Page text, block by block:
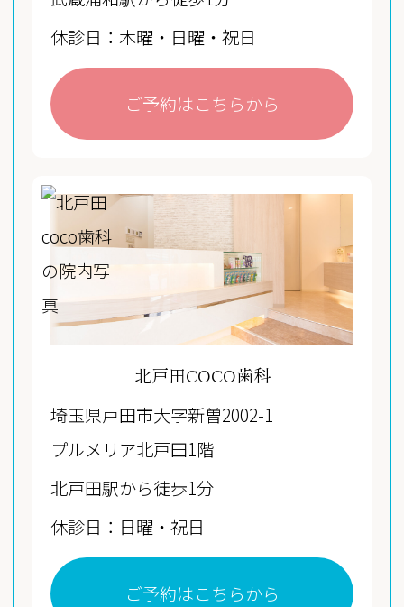
休診日：木曜・日曜・祝日
ご予約はこちらから
北戸田COCO歯科
埼玉県戸田市大字新曽2002-1
プルメリア北戸田1階
北戸田駅から徒歩1分
休診日：日曜・祝日
ご予約はこちらから